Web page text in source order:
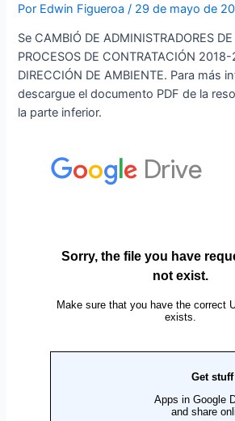
Por Edwin Figueroa/ 29 de mayo de
Se CAMBIÓ DE ADMINISTRADORES
PROCESOS DE CONTRATACIÓN
DIRECCIÓN DE AMBIENTE. Para más
descargue el documento PDF de la
la parte inferior.